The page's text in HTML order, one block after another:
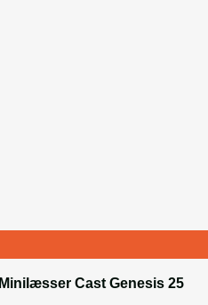
Minilæsser Cast Genesis 25